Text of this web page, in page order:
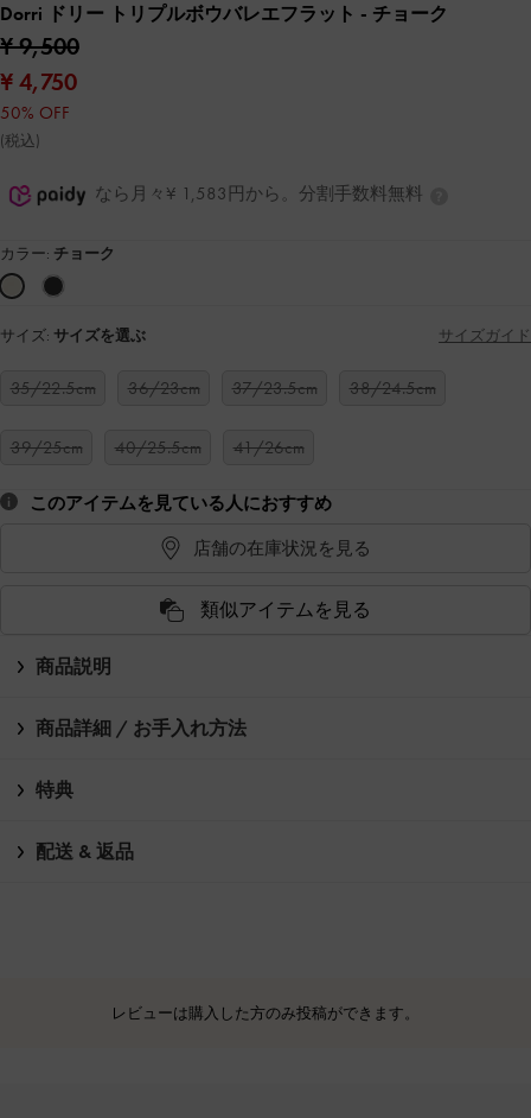
Dorri ドリー トリプルボウバレエフラット - チョーク
¥ 9,500
¥ 4,750
50% OFF
(税込)
なら月々¥ 1,583円から。分割手数料無料
カラー: チョーク
サイズ: サイズを選ぶ サイズガイド
35/22.5cm 36/23cm 37/23.5cm 38/24.5cm
39/25cm 40/25.5cm 41/26cm
このアイテムを見ている人におすすめ
店舗の在庫状況を見る
類似アイテムを見る
商品説明
商品詳細 / お手入れ方法
特典
配送 & 返品
レビューは購入した方のみ投稿ができます。